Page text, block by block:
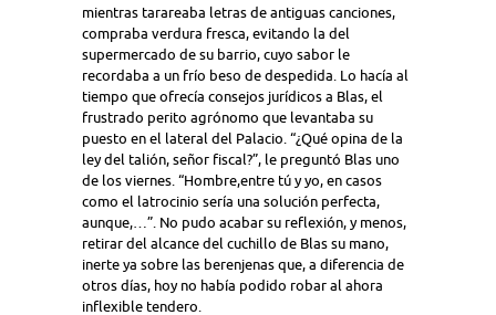
mientras tarareaba letras de antiguas canciones,
compraba verdura fresca, evitando la del
supermercado de su barrio, cuyo sabor le
recordaba a un frío beso de despedida. Lo hacía al
tiempo que ofrecía consejos jurídicos a Blas, el
frustrado perito agrónomo que levantaba su
puesto en el lateral del Palacio. “¿Qué opina de la
ley del talión, señor fiscal?”, le preguntó Blas uno
de los viernes. “Hombre,entre tú y yo, en casos
como el latrocinio sería una solución perfecta,
aunque,…”. No pudo acabar su reflexión, y menos,
retirar del alcance del cuchillo de Blas su mano,
inerte ya sobre las berenjenas que, a diferencia de
otros días, hoy no había podido robar al ahora
inflexible tendero.